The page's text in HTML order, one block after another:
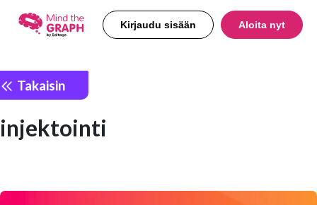
Kirjaudu sisään Aloita nyt
Takaisin
injektointi